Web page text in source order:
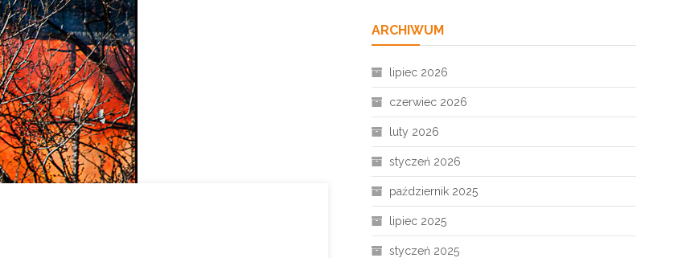
ARCHIWUM
lipiec 2026
czerwiec 2026
luty 2026
styczeń 2026
październik 2025
lipiec 2025
styczeń 2025